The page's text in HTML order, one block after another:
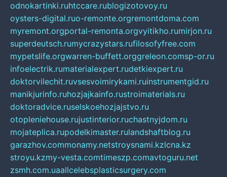
odnokartinki.ruhtccare.rublogizotovoy.ru
oysters-digital.ruo-remonte.orgremontdoma.com
myremont.orgportal-remonta.orgvyitikho.rumirjon.ru
superdeutsch.rumycrazystars.rufilosofyfree.com
mypetslife.orgwarren-buffett.orggreleon.comsp-or.ru
infoelectrik.rumaterialexpert.rudetkiexpert.ru
doktorvilechit.ruvsesvoimirykami.ruinstrumentgid.ru
manikjurinfo.ruhozjajkainfo.rustroimaterials.ru
doktoradvice.ruselskoehozjajstvo.ru
otopleniehouse.rujustinterior.ruchastnyjdom.ru
mojateplica.rupodelkimaster.rulandshaftblog.ru
garazhov.commonamy.netstroysnami.kzlcna.kz
stroyu.kzmy-vesta.comtimeszp.comavtoguru.net
zsmh.com.uaallcelebsplasticsurgery.com